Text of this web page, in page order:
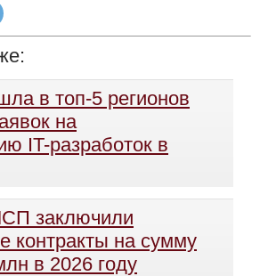
в топ-5 регионов
на
IT-разработок в
заключили
контракты на сумму
в 2026 году